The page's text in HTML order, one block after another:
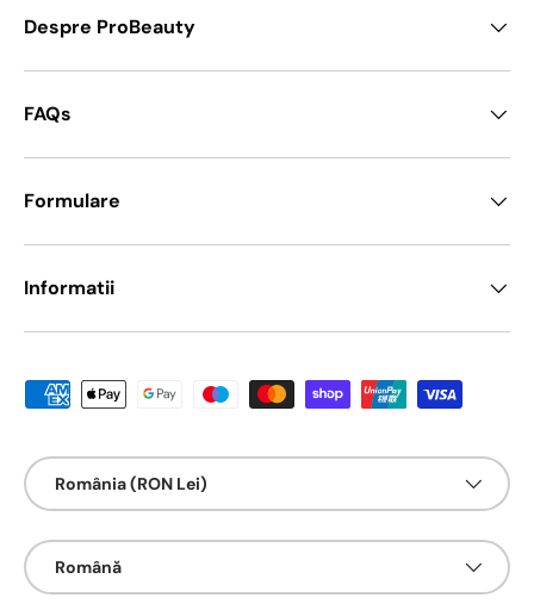
Despre ProBeauty
FAQs
Formulare
Informatii
Metode de platā acceptate
Țarǎ/Regiune
România (RON Lei)
Limbā
Română